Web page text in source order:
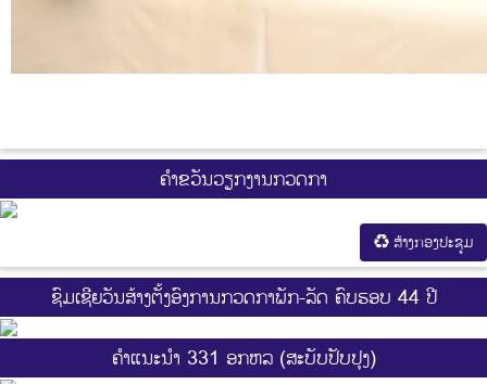
ຄຳຂວັນວຽກງານກວດກາ
ສ້າງກອງປະຊູມ
ຊົມເຊີຍວັນສ້າງຕັ້ງອົງການກວດກາພັກ-ລັດ ຄົບຮອບ 44 ປີ
ຄຳແນະນຳ 331 ອກຫລ (ສະບັບປັບປຸງ)